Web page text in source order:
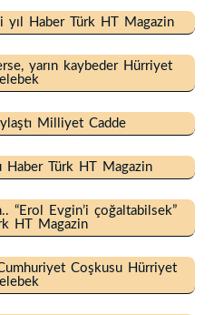
yıl Haber Türk HT Magazin
yarın kaybeder Hürriyet
Milliyet Cadde
Haber Türk HT Magazin
“Erol Evgin’i çoğaltabilsek”
HT Magazin
Coşkusu Hürriyet